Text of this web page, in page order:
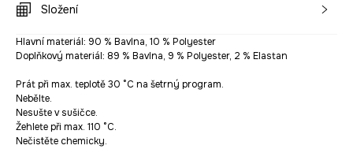
Složení
Hlavní materiál: 90 % Bavlna, 10 % Polyester
Doplňkový materiál: 89 % Bavlna, 9 % Polyester, 2 % Elastan
Prát při max. teplotě 30 °C na šetrný program.
Nebělte.
Nesušte v sušičce.
Žehlete při max. 110 °C.
Nečistěte chemicky.